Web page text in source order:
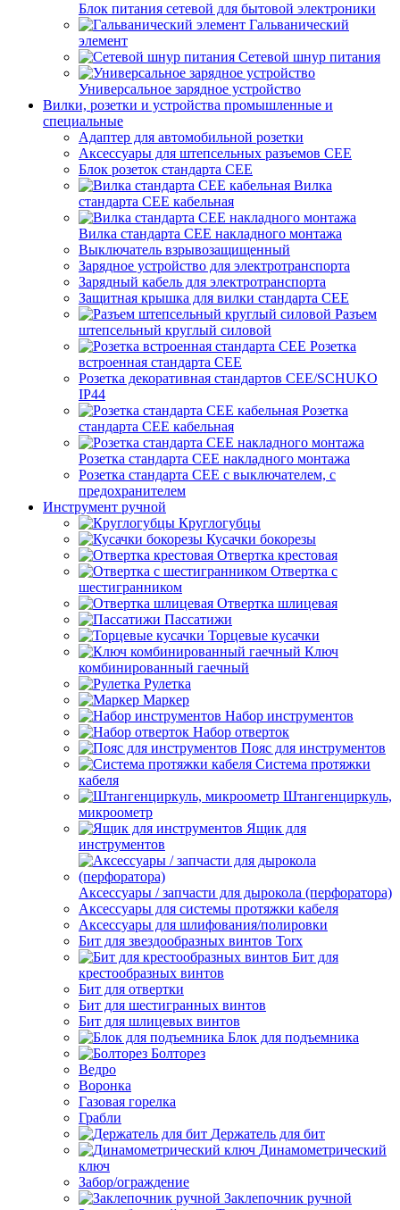
Блок питания сетевой для бытовой электроники
Гальванический
элемент
Сетевой шнур питания
Универсальное зарядное устройство
Вилки, розетки и устройства промышленные и
специальные
Адаптер для автомобильной розетки
Аксессуары для штепсельных разъемов CEE
Блок розеток стандарта CEE
Вилка
стандарта CEE кабельная
Вилка стандарта CEE накладного монтажа
Выключатель взрывозащищенный
Зарядное устройство для электротранспорта
Зарядный кабель для электротранспорта
Защитная крышка для вилки стандарта CEE
Разъем
штепсельный круглый силовой
Розетка
встроенная стандарта CEE
Розетка декоративная стандартов CEE/SCHUKO
IP44
Розетка
стандарта СЕЕ кабельная
Розетка стандарта СЕЕ накладного монтажа
Розетка стандарта СЕЕ с выключателем, с
предохранителем
Инструмент ручной
Круглогубцы
Кусачки бокорезы
Отвертка крестовая
Отвертка с
шестигранником
Отвертка шлицевая
Пассатижи
Торцевые кусачки
Ключ
комбинированный гаечный
Рулетка
Маркер
Набор инструментов
Набор отверток
Пояс для инструментов
Система протяжки
кабеля
Штангенциркуль,
микроометр
Ящик для
инструментов
Аксессуары / запчасти для дырокола (перфоратора)
Аксессуары для системы протяжки кабеля
Аксессуары для шлифования/полировки
Бит для звездообразных винтов Torx
Бит для
крестообразных винтов
Бит для отвертки
Бит для шестигранных винтов
Бит для шлицевых винтов
Блок для подъемника
Болторез
Ведро
Воронка
Газовая горелка
Грабли
Держатель для бит
Динамометрический
ключ
Забор/ограждение
Заклепочник ручной